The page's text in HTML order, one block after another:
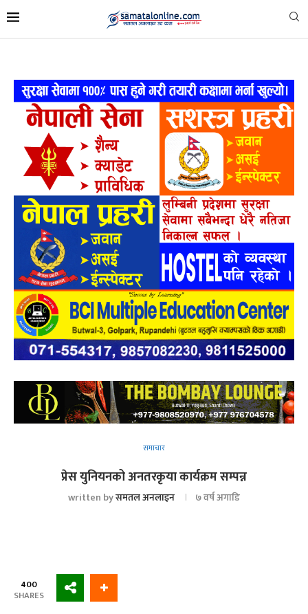
समाचार
प्रेस युनियनको अनतरकृया कार्यक्रम सम्पन्न
written byसमतल अनलाइन ७ वर्ष अगाडि
400
SHARES